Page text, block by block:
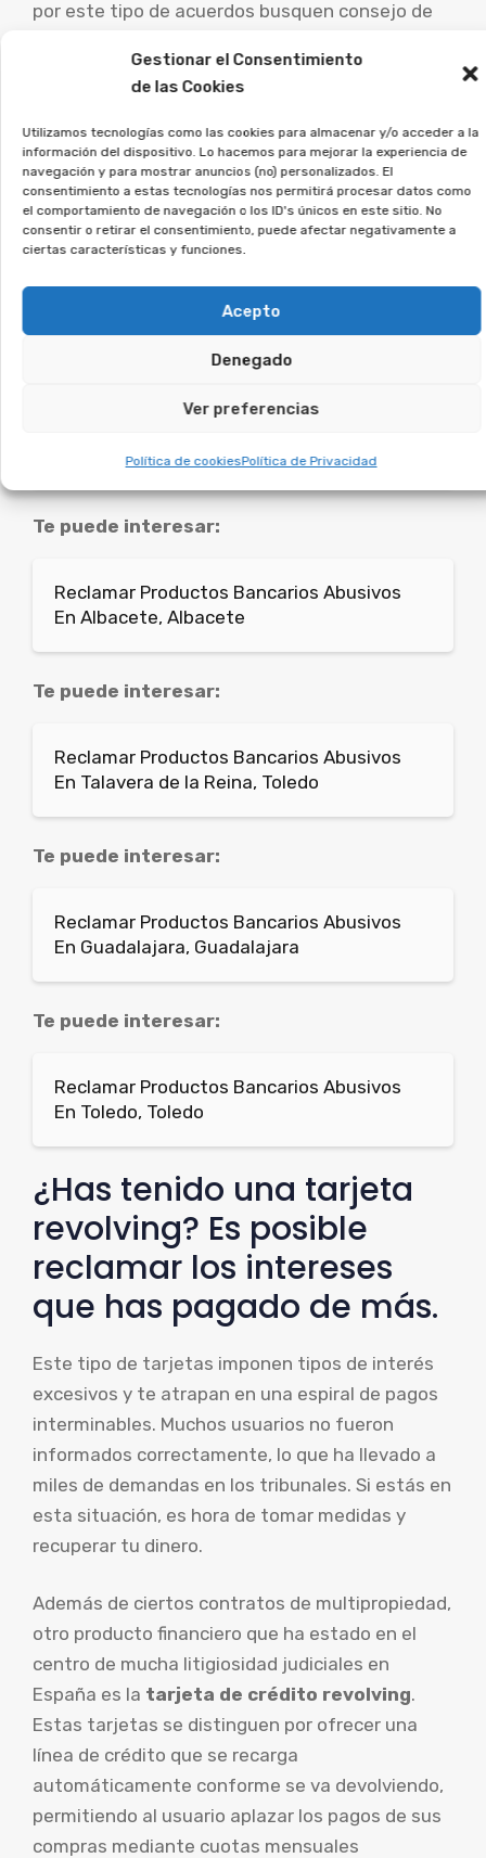
Gestionar el Consentimiento
de las Cookies
Utilizamos tecnologías como las cookies para almacenar y/o acceder a la
información del dispositivo. Lo hacemos para mejorar la experiencia de
navegación y para mostrar anuncios (no) personalizados. El
consentimiento a estas tecnologías nos permitirá procesar datos como
el comportamiento de navegación o los ID's únicos en este sitio. No
consentir o retirar el consentimiento, puede afectar negativamente a
ciertas características y funciones.
Acepto
Denegado
Ver preferencias
Política de cookiesPolítica de Privacidad
por este tipo de acuerdos busquen consejo de
particular y estudiar las vías de reclamación.
Desde la Asociación Afeban
trabajamos para los
consumidores a ejercer sus
derechos.
datos, y analizaremos tu caso.
Te puede interesar:
En Medio Cudeyo, Cantabria
Te puede interesar:
Reclamar Productos Bancarios Abusivos
En Albacete, Albacete
Te puede interesar:
Reclamar Productos Bancarios Abusivos
En Talavera de la Reina, Toledo
Te puede interesar:
Reclamar Productos Bancarios Abusivos
En Guadalajara, Guadalajara
Te puede interesar:
Reclamar Productos Bancarios Abusivos
En Toledo, Toledo
¿Has tenido una tarjeta
revolving? Es posible
reclamar los intereses
que has pagado de más.
Este tipo de tarjetas imponen tipos de interés
excesivos y te atrapan en una espiral de pagos
interminables. Muchos usuarios no fueron
informados correctamente, lo que ha llevado a
miles de demandas en los tribunales. Si estás en
esta situación, es hora de tomar medidas y
recuperar tu dinero.
Además de ciertos contratos de multipropiedad,
otro producto financiero que ha estado en el
centro de mucha litigiosidad judiciales en
España es la tarjeta de crédito revolving.
Estas tarjetas se distinguen por ofrecer una
línea de crédito que se recarga
automáticamente conforme se va devolviendo,
permitiendo al usuario aplazar los pagos de sus
compras mediante cuotas mensuales